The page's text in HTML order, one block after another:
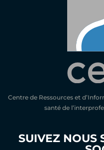
Centre de Ressources et
santé de
SUIVEZ NOUS